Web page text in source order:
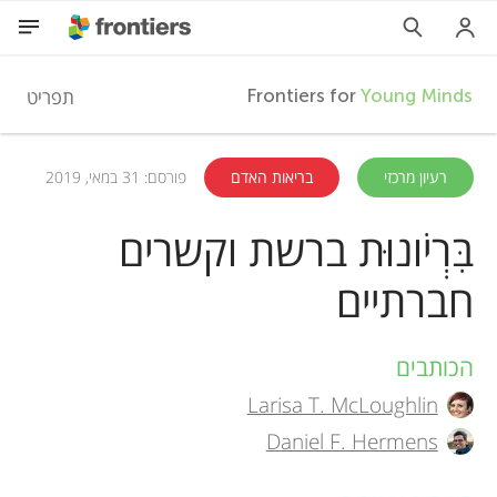
F
r
o
n
t
i
Frontiers forYoung Minds תפריט
HE
השתתפות
רעיון מרכזי בריאות האדם פורסם: 31 במאי, 2019
בִּרְיֹונוּת ברשת וקשרים
חברתיים
A
u
הכותבים
Larisa T. McLoughlin
Daniel F. Hermens